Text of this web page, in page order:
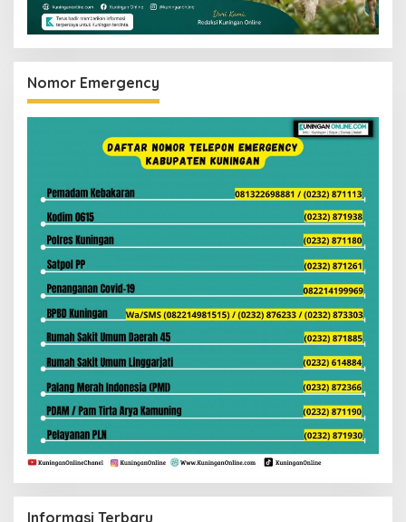
Nomor Emergency
Informasi Terbaru